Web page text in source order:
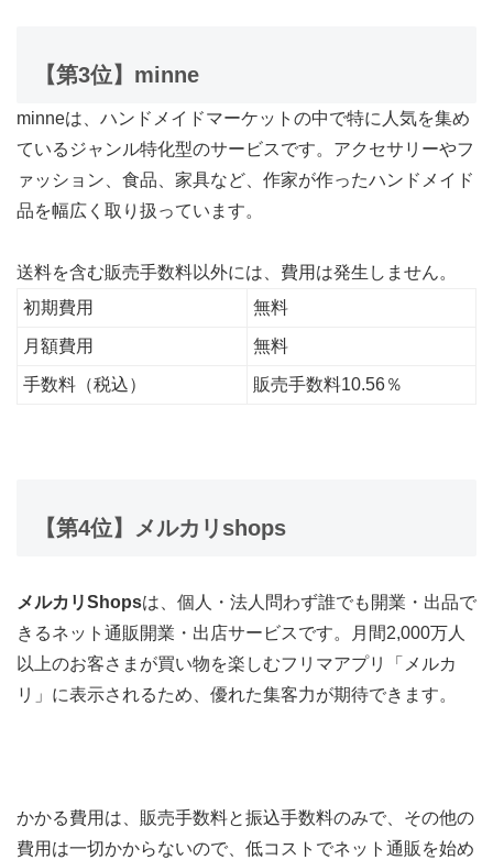
【第3位】minne
minneは、ハンドメイドマーケットの中で特に人気を集め
ているジャンル特化型のサービスです。アクセサリーやフ
ァッション、食品、家具など、作家が作ったハンドメイド
品を幅広く取り扱っています。
送料を含む販売手数料以外には、費用は発生しません。
初期費用
無料
月額費用 無料
手数料（税込） 販売手数料10.56％
【第4位】メルカリshops
メルカリShopsは、個人・法人問わず誰でも開業・出品で
きるネット通販開業・出店サービスです。
月間2,000万人
以上のお客さまが買い物を楽しむフリマアプリ「メルカ
リ」に表示されるため、優れた集客力が期待できます。
かかる費用は、販売手数料と振込手数料のみで、その他の
費用は一切かからないので、低コストでネット通販を始め